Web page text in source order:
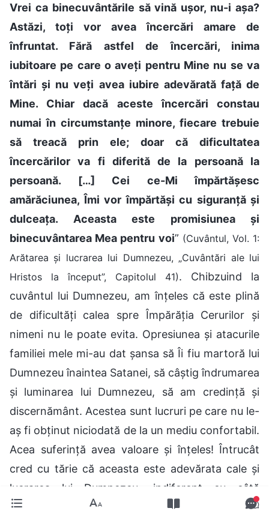
Vrei ca binecuvântările să vină ușor, nu-i așa?
Astăzi, toți vor avea încercări amare de
înfruntat. Fără astfel de încercări, inima
iubitoare pe care o aveți pentru Mine nu se va
întări și nu veți avea iubire adevărată față de
Mine. Chiar dacă aceste încercări constau
numai în circumstanțe minore, fiecare trebuie
să treacă prin ele; doar că dificultatea
încercărilor va fi diferită de la persoană la
persoană. […] Cei ce-Mi împărtășesc
amărăciunea, Îmi vor împărtăși cu siguranță și
dulceața. Aceasta este promisiunea și
binecuvântarea Mea pentru voi” (Cuvântul, Vol. 1:
Arătarea și lucrarea lui Dumnezeu, „Cuvântări ale lui
Hristos la început”, Capitolul 41). Chibzuind la
cuvântul lui Dumnezeu, am înțeles că este plină
de dificultăți calea spre Împărăția Cerurilor și
nimeni nu le poate evita. Opresiunea și atacurile
familiei mele mi-au dat șansa să Îi fiu martoră lui
Dumnezeu înaintea Satanei, să câștig îndrumarea
și luminarea lui Dumnezeu, să am credință și
discernământ. Acestea sunt lucruri pe care nu le-
aș fi obținut niciodată de la un mediu confortabil.
Acea suferință avea valoare și înțeles! Întrucât
cred cu tărie că aceasta este adevărata cale și
lucrarea lui Dumnezeu, indiferent cu câtă
opresiune și suferință mă confrunt, voi continua